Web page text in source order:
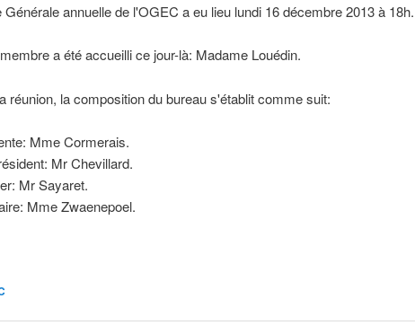
annuelle de l'OGEC a eu lieu lundi 16 décembre 2013à 18h.
a été accueilli ce jour-là: Madame Louédin.
réunion, la composition du bureau s'établit comme suit:
Mme Cormerais.
Mr Chevillard.
Mr Sayaret.
Mme Zwaenepoel.